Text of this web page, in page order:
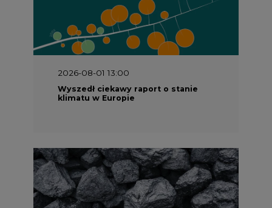
2026-08-01 13:00
Wyszedł ciekawy raport o stanie
klimatu w Europie